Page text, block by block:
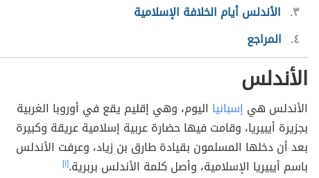
٣ الأندلس أيام الخلافة الإسلامية
٤ المراجع
الأندلس
الأندلس هي إسبانيا اليوم، وهي إقليم يقع في أوروبا الغربية
بجزيرة أيبيريا، وقامت فيها حضارة عربية إسلامية عريقة وكبيرة
بعد أن دخلها المسلمون بقيادة طارق بن زياد، وعرفت الأندلس
باسم أيبيريا الإسلامية، وأصل كلمة الأندلس بربرية.[١]